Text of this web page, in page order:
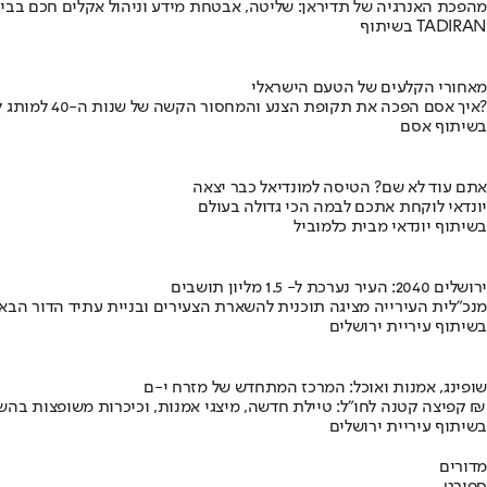
מהפכת האנרגיה של תדיראן: שליטה, אבטחת מידע וניהול אקלים חכם
בשיתוף TADIRAN
מאחורי הקלעים של הטעם הישראלי
איך אסם הפכה את תקופת הצנע והמחסור הקשה של שנות ה-40 למותג לאומי?
בשיתוף אסם
אתם עוד לא שם? הטיסה למונדיאל כבר יצאה
יונדאי לוקחת אתכם לבמה הכי גדולה בעולם
בשיתוף יונדאי מבית כלמוביל
ירושלים 2040: העיר נערכת ל- 1.5 מליון תושבים
מנכ"לית העירייה מציגה תוכנית להשארת הצעירים ובניית עתיד הדור
בשיתוף עיריית ירושלים
שופינג, אמנות ואוכל: המרכז המתחדש של מזרח י-ם
קפיצה קטנה לחו"ל: טיילת חדשה, מיצגי אמנות, וכיכרות משופצות בהשקעה של 100 מיליון ₪
בשיתוף עיריית ירושלים
מדורים